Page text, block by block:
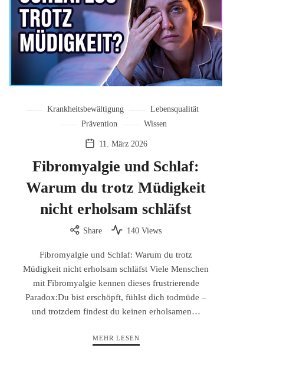
Krankheitsbewältigung
Lebensqualität
Prävention
Wissen
11. März 2026
Fibromyalgie und Schlaf:
Warum du trotz Müdigkeit
nicht erholsam schläfst
Share 140 Views
Fibromyalgie und Schlaf: Warum du trotz
Müdigkeit nicht erholsam schläfst Viele Menschen
mit Fibromyalgie kennen dieses frustrierende
Paradox:Du bist erschöpft, fühlst dich todmüde –
und trotzdem findest du keinen erholsamen…
MEHR LESEN